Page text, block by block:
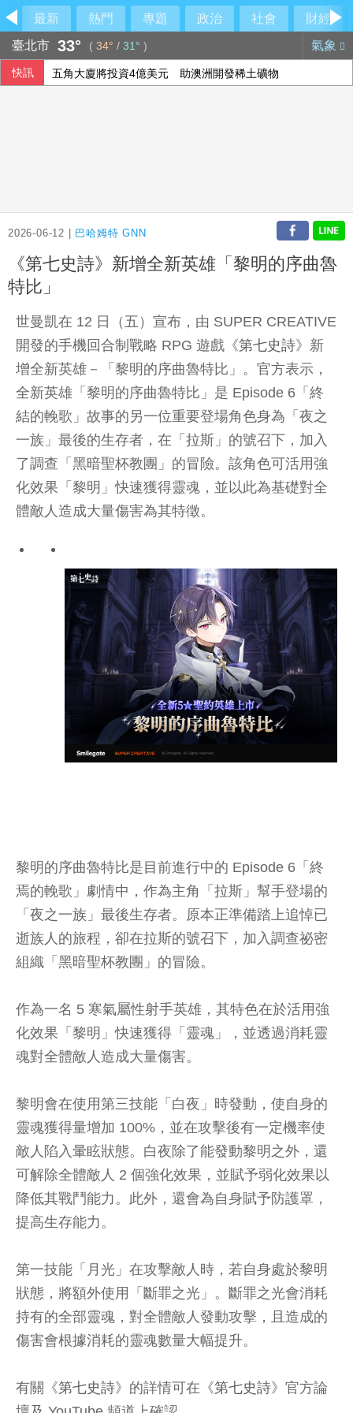
最新 熱門 專題 政治 社會
財經
臺北市 33° ( 34° / 31° ) 氣象
快訊 五角大廈將投資4億美元 助澳洲開發稀土礦物
2026-06-12 | 巴哈姆特 GNN
《第七史詩》新增全新英雄「黎明的序曲魯
特比」
世曼凱在 12 日（五）宣布，由 SUPER CREATIVE
開發的手機回合制戰略 RPG 遊戲《第七史詩》新
增全新英雄－「黎明的序曲魯特比」。官方表示，
全新英雄「黎明的序曲魯特比」是 Episode 6「終
結的輓歌」故事的另一位重要登場角色身為「夜之
一族」最後的生存者，在「拉斯」的號召下，加入
了調查「黑暗聖杯教團」的冒險。該角色可活用強
化效果「黎明」快速獲得靈魂，並以此為基礎對全
體敵人造成大量傷害為其特徵。
黎明的序曲魯特比是目前進行中的 Episode 6「終
焉的輓歌」劇情中，作為主角「拉斯」幫手登場的
「夜之一族」最後生存者。原本正準備踏上追悼已
逝族人的旅程，卻在拉斯的號召下，加入調查祕密
組織「黑暗聖杯教團」的冒險。
作為一名 5 寒氣屬性射手英雄，其特色在於活用強
化效果「黎明」快速獲得「靈魂」，並透過消耗靈
魂對全體敵人造成大量傷害。
黎明會在使用第三技能「白夜」時發動，使自身的
靈魂獲得量增加 100%，並在攻擊後有一定機率使
敵人陷入暈眩狀態。白夜除了能發動黎明之外，還
可解除全體敵人 2 個強化效果，並賦予弱化效果以
降低其戰鬥能力。此外，還會為自身賦予防護罩，
提高生存能力。
第一技能「月光」在攻擊敵人時，若自身處於黎明
狀態，將額外使用「斷罪之光」。斷罪之光會消耗
持有的全部靈魂，對全體敵人發動攻擊，且造成的
傷害會根據消耗的靈魂數量大幅提升。
有關《第七史詩》的詳情可在《第七史詩》官方論